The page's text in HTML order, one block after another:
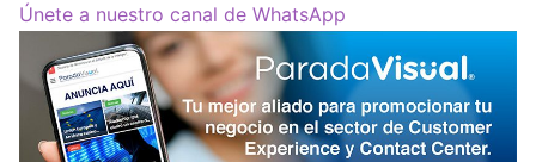
Únete a nuestro canal de WhatsApp